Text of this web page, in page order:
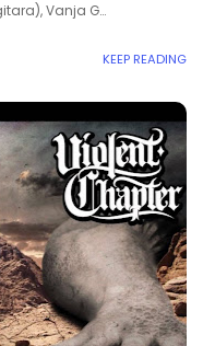
Vanja G…
KEEP READING